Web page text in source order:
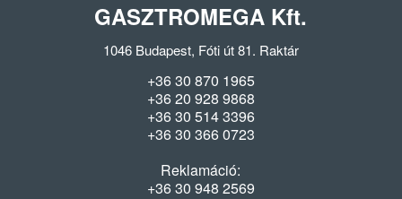
GASZTROMEGA Kft.
1046 Budapest, Fóti út 81. Raktár
+36 30 870 1965
+36 20 928 9868
+36 30 514 3396
+36 30 366 0723
Reklamáció:
+36 30 948 2569